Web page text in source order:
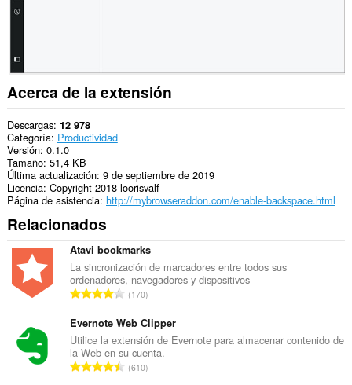
Acerca de la extensión
Descargas 12 978
Categoría Productividad
Versión 0.1.0
Tamaño 51,4 KB
Última actualización 9 de septiembre de 2019
Licencia Copyright 2018 loorisvalf
Página de asistencia http://mybrowseraddon.com/enable-backspace.html
Relacionados
Atavi bookmarks
La sincronización de marcadores entre todos sus
ordenadores, navegadores y dispositivos
N
m
e
r
o
170
Evernote Web Clipper
Utilice la extensión de Evernote para almacenar contenido de
la Web en su cuenta.
N610